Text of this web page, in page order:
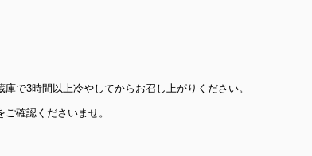
で3時間以上冷やしてからお召し上がりください。
確認くださいませ。